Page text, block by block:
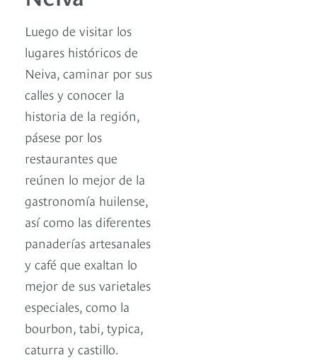
Luego de visitar los
lugares históricos de
Neiva, caminar por sus
calles y conocer la
historia de la región,
pásese por los
restaurantes que
reúnen lo mejor de la
gastronomía huilense,
así como las diferentes
panaderías artesanales
y café que exaltan lo
mejor de sus varietales
especiales, como la
bourbon, tabi, typica,
caturra y castillo.